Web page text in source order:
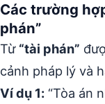
Các trường
phán”
Từ “tài phán”
cảnh pháp lý và
Ví dụ 1: “Tòa án